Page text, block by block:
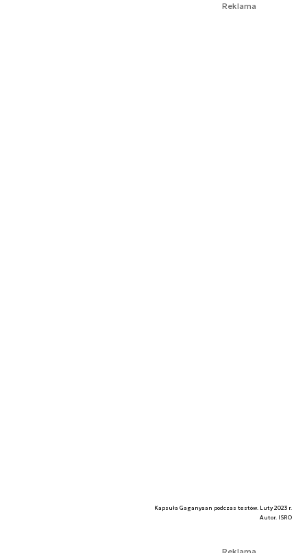
Reklama
Kapsuła Gaganyaan podczas testów. Luty 2023 r.
Autor. ISRO